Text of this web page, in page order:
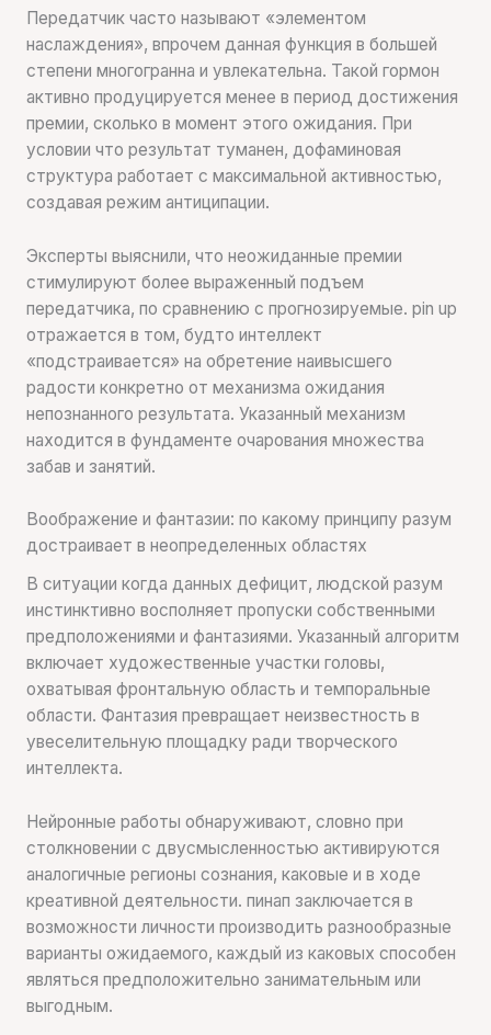
Передатчик часто называют «элементом
наслаждения», впрочем данная функция в большей
степени многогранна и увлекательна. Такой гормон
активно продуцируется менее в период достижения
премии, сколько в момент этого ожидания. При
условии что результат туманен, дофаминовая
структура работает с максимальной активностью,
создавая режим антиципации.
Эксперты выяснили, что неожиданные премии
стимулируют более выраженный подъем
передатчика, по сравнению с прогнозируемые. pin up
отражается в том, будто интеллект
«подстраивается» на обретение наивысшего
радости конкретно от механизма ожидания
непознанного результата. Указанный механизм
находится в фундаменте очарования множества
забав и занятий.
Воображение и фантазии: по какому принципу разум
достраивает в неопределенных областях
В ситуации когда данных дефицит, людской разум
инстинктивно восполняет пропуски собственными
предположениями и фантазиями. Указанный алгоритм
включает художественные участки головы,
охватывая фронтальную область и темпоральные
области. Фантазия превращает неизвестность в
увеселительную площадку ради творческого
интеллекта.
Нейронные работы обнаруживают, словно при
столкновении с двусмысленностью активируются
аналогичные регионы сознания, каковые и в ходе
креативной деятельности. пинап заключается в
возможности личности производить разнообразные
варианты ожидаемого, каждый из каковых способен
являться предположительно занимательным или
выгодным.